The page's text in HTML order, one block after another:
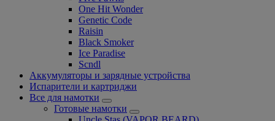
One Hit Wonder
Genetic Code
Raisin
Black Smoker
Ice Paradise
Scndl
Аккумуляторы и зарядные устройства
Испарители и картриджи
Все для намотки
Готовые намотки